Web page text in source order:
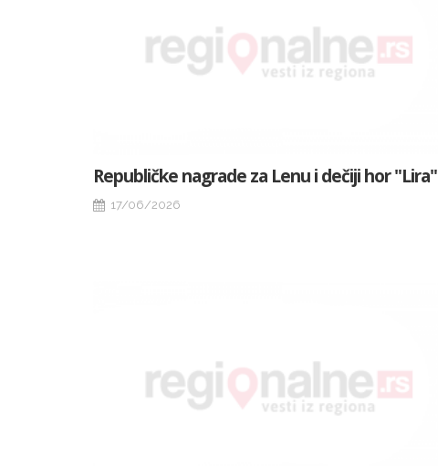
Republičke nagrade za Lenu i dečiji hor "Lira"
17/06/2026